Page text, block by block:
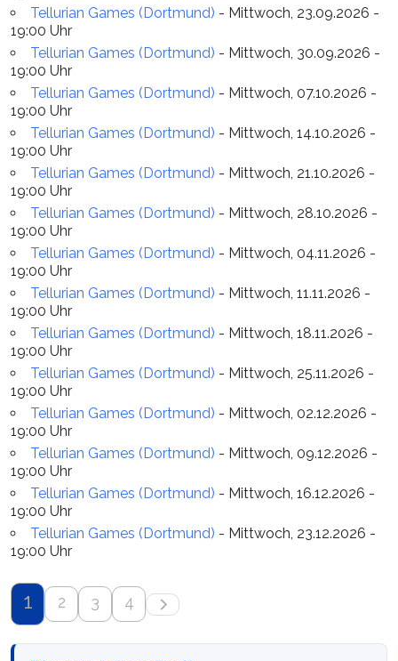
Tellurian Games (Dortmund) - Mittwoch, 23.09.2026 -
19:00 Uhr
Tellurian Games (Dortmund) - Mittwoch, 30.09.2026 -
19:00 Uhr
Tellurian Games (Dortmund) - Mittwoch, 07.10.2026 -
19:00 Uhr
Tellurian Games (Dortmund) - Mittwoch, 14.10.2026 -
19:00 Uhr
Tellurian Games (Dortmund) - Mittwoch, 21.10.2026 -
19:00 Uhr
Tellurian Games (Dortmund) - Mittwoch, 28.10.2026 -
19:00 Uhr
Tellurian Games (Dortmund) - Mittwoch, 04.11.2026 -
19:00 Uhr
Tellurian Games (Dortmund) - Mittwoch, 11.11.2026 -
19:00 Uhr
Tellurian Games (Dortmund) - Mittwoch, 18.11.2026 -
19:00 Uhr
Tellurian Games (Dortmund) - Mittwoch, 25.11.2026 -
19:00 Uhr
Tellurian Games (Dortmund) - Mittwoch, 02.12.2026 -
19:00 Uhr
Tellurian Games (Dortmund) - Mittwoch, 09.12.2026 -
19:00 Uhr
Tellurian Games (Dortmund) - Mittwoch, 16.12.2026 -
19:00 Uhr
Tellurian Games (Dortmund) - Mittwoch, 23.12.2026 -
19:00 Uhr
1 2 3 4